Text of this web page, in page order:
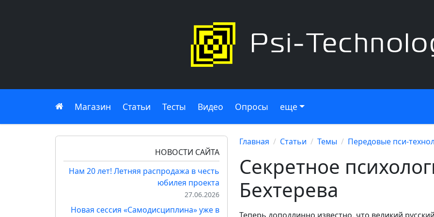
Главная
Магазин Статьи Тесты Видео Опросы еще
НОВОСТИ САЙТА
Нам 20 лет! Летняя распродажа в честь
юбилея проекта
27.06.2026
Новая сессия «Самодисциплина» уже в
Главная Статьи Темы Передовые пси-
Секретное
Бехтерева